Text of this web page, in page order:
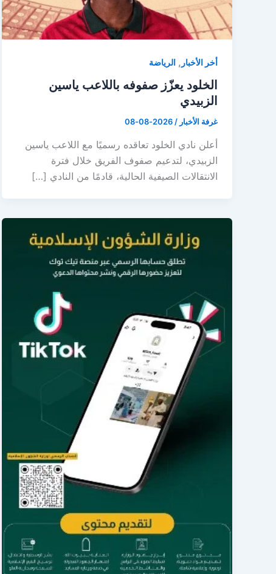
أخر الأخبار , الرياضة
الخلود يعزّز صفوفه باللاعب ياسين
الزبيدي
غرفة الأخبار /
2026-08-08
أعلن نادي الخلود تعاقده رسميًا مع اللاعب ياسين
الزبيدي، لتدعيم صفوف الفريق خلال فترة
الانتقالات الصيفية الحالية، قادمًا من النادي […]